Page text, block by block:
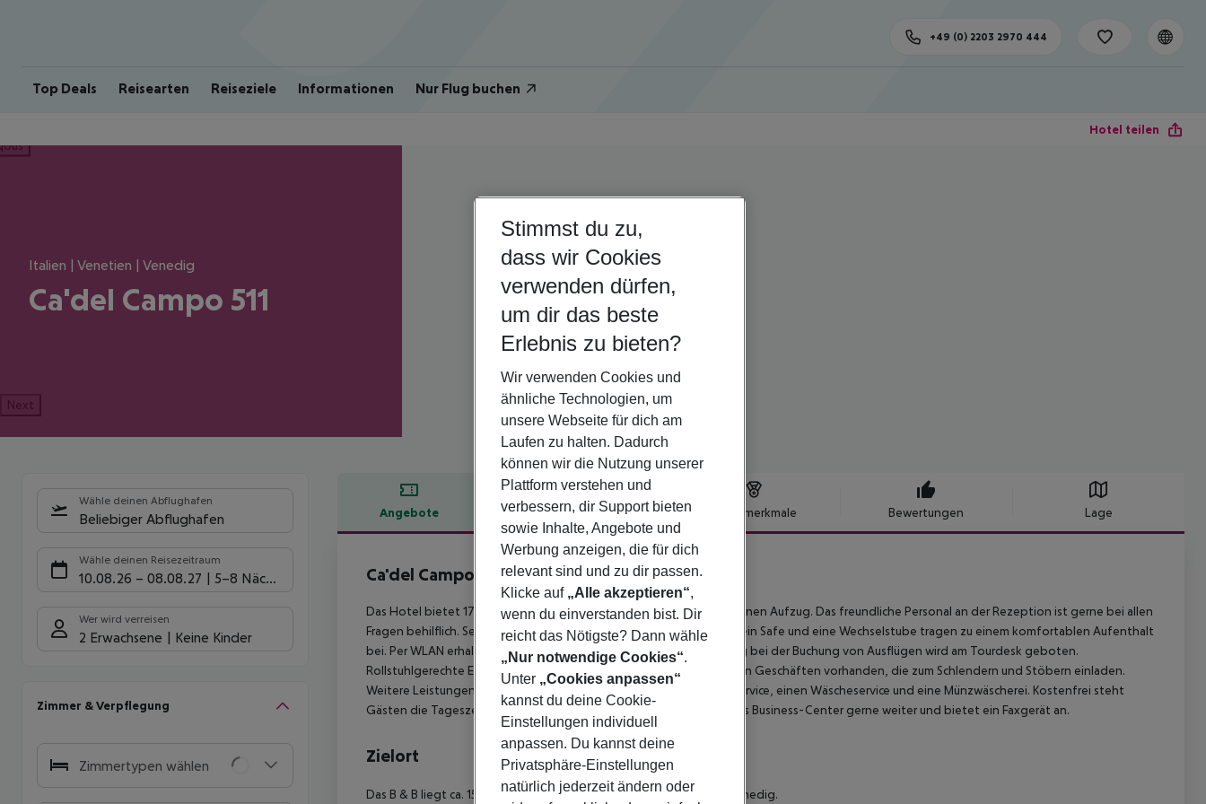
Top Deals Reisearten Reiseziele Informationen Nur Flug buchen
+49 (0) 2203 2970 444
Hotel teilen
Italien | Venetien | Venedig
Ca'del Campo 511
Next
Wähle deinen Abflughafen
Beliebiger Abflughafen
Wähle deinen Reisezeitraum
10.08.26 – 08.08.27 5-8 Nächte
Wer wird verreisen
2 Erwachsene Keine Kinder
Zimmer & Verpflegung
Zimmertypen wählen
Angebote Hotelbeschreibung Hotelmerkmale Bewertungen Lage
Hotelbeschreibung
Ca'del Campo 511
Das Hotel bietet 17 Zimmer und ein Einzelzimmer und verfügt über einen Aufzug. Das freundliche Personal an der Rezeption ist gerne bei allen
Fragen behilflich. Serviceleistungen wie eine Gepäckaufbewahrung, ein Safe und eine Wechselstube tragen zu einem komfortablen Aufenthalt
bei. Per WLAN erhalten die Gäste Zugang zum Internet. Hilfestellung bei der Buchung von Ausflügen wird am Tourdesk geboten.
Rollstuhlgerechte Einrichtungen sind vorhanden. Es ist eine Reihe von Geschäften vorhanden, die zum Schlendern und Stöbern einladen.
Weitere Leistungen umfassen eine Autovermietung, einen Zimmerservice, einen Wäscheservice und eine Münzwäscherei. Kostenfrei steht
Gästen die Tageszeitung zur Verfügung. Bei Geschäftlichem hilft das Business-Center gerne weiter und bietet ein Faxgerät an.
Zielort
Das B & B liegt ca. 15 km vom Strand entfernt, in zentraler Lage in Venedig.
Stimmst du zu,
dass wir Cookies
verwenden dürfen,
um dir das beste
Erlebnis zu bieten?
Wir verwenden Cookies und
ähnliche Technologien, um
unsere Webseite für dich am
Laufen zu halten. Dadurch
können wir die Nutzung unserer
Plattform verstehen und
verbessern, dir Support bieten
sowie Inhalte, Angebote und
Werbung anzeigen, die für dich
relevant sind und zu dir passen.
Klicke auf „Alle akzeptieren“,
wenn du einverstanden bist. Dir
reicht das Nötigste? Dann wähle
„Nur notwendige Cookies“.
Unter „Cookies anpassen“
kannst du deine Cookie-
Einstellungen individuell
anpassen. Du kannst deine
Privatsphäre-Einstellungen
natürlich jederzeit ändern oder